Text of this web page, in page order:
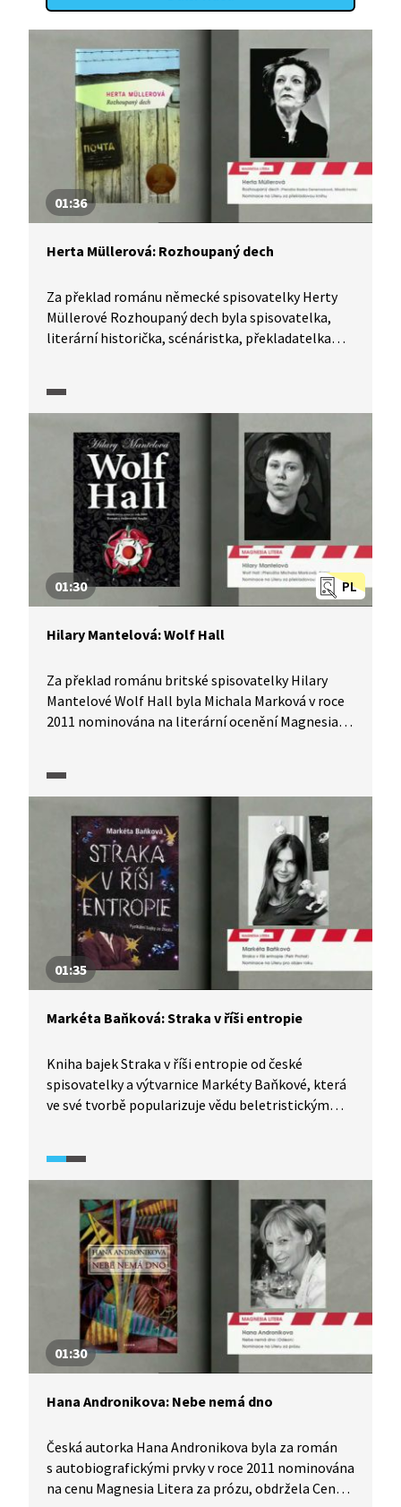
01:36
Herta Müllerová: Rozhoupaný dech
Za překlad románu německé spisovatelky Herty
Müllerové Rozhoupaný dech byla spisovatelka,
literární historička, scénáristka, překladatelka
ocenění Magnesia Litera. O čem autorčin román
PL
01:30
Hilary Mantelová: Wolf Hall
Za překlad románu britské spisovatelky Hilary
Mantelové Wolf Hall byla Michala Marková v roce
2011 nominována na literární ocenění Magnesia
Cromwella, muže z neurozených poměrů, jehož
s čím se musel vypořádat český překlad knihy, nám
poví herečka Aňa Geislerová i sama překladatelka.
Co ji na této práci nejvíc bavilo?
01:35
Markéta Baňková: Straka v říši entropie
Kniha bajek Straka v říši entropie od české
spisovatelky a výtvarnice Markéty Baňkové, která
ve své tvorbě popularizuje vědu beletristickým
Litera za objev roku. Pomocí bajek lze úspěšně
poví herečka Aňa Geislerová. Autorka nám přečte
ukázku a vysvětlí nám, proč knížku vlastně začala
01:30
Hana Andronikova: Nebe nemá dno
Česká autorka Hana Andronikova byla za román
s autobiografickými prvky v roce 2011 nominována
na cenu Magnesia Litera za prózu, obdržela Cenu